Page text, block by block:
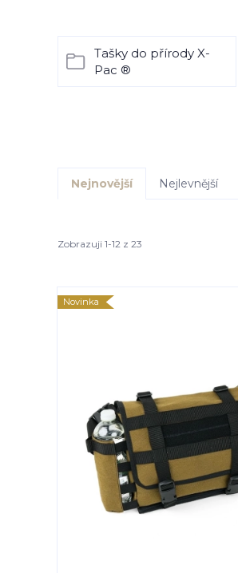
Tašky do přírody X-
Pac ®
Nejnovější Nejlevnější
Zobrazuji 1-12 z 23
Novinka